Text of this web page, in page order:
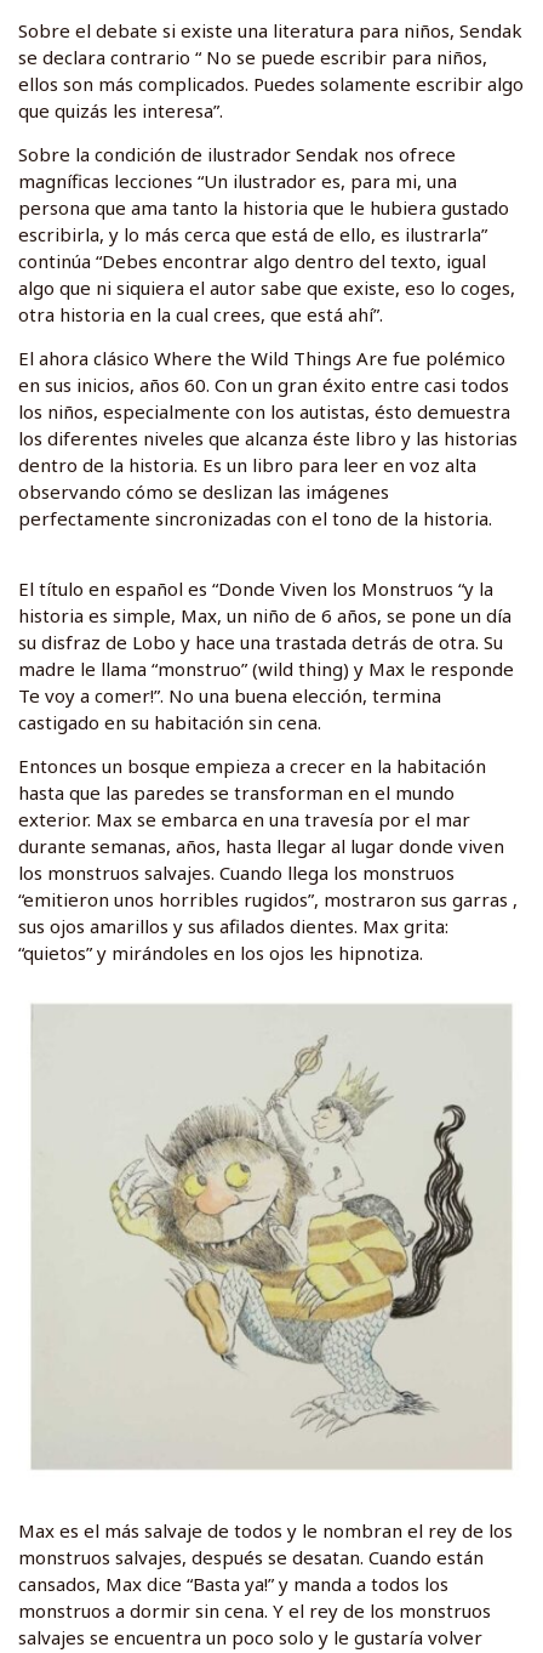
Sobre el debate si existe una literatura para niños, Sendak
se declara contrario “ No se puede escribir para niños,
ellos son más complicados. Puedes solamente escribir algo
que quizás les interesa”.
Sobre la condición de ilustrador Sendak nos ofrece
magníficas lecciones “Un ilustrador es, para mi, una
persona que ama tanto la historia que le hubiera gustado
escribirla, y lo más cerca que está de ello, es ilustrarla”
continúa “Debes encontrar algo dentro del texto, igual
algo que ni siquiera el autor sabe que existe, eso lo coges,
otra historia en la cual crees, que está ahí”.
El ahora clásico Where the Wild Things Are fue polémico
en sus inicios, años 60. Con un gran éxito entre casi todos
los niños, especialmente con los autistas, ésto demuestra
los diferentes niveles que alcanza éste libro y las historias
dentro de la historia. Es un libro para leer en voz alta
observando cómo se deslizan las imágenes
perfectamente sincronizadas con el tono de la historia.
El título en español es “Donde Viven los Monstruos “y la
historia es simple, Max, un niño de 6 años, se pone un día
su disfraz de Lobo y hace una trastada detrás de otra. Su
madre le llama “monstruo” (wild thing) y Max le responde
Te voy a comer!”. No una buena elección, termina
castigado en su habitación sin cena.
Entonces un bosque empieza a crecer en la habitación
hasta que las paredes se transforman en el mundo
exterior. Max se embarca en una travesía por el mar
durante semanas, años, hasta llegar al lugar donde viven
los monstruos salvajes. Cuando llega los monstruos
“emitieron unos horribles rugidos”, mostraron sus garras ,
sus ojos amarillos y sus afilados dientes. Max grita:
“quietos” y mirándoles en los ojos les hipnotiza.
Max es el más salvaje de todos y le nombran el rey de los
monstruos salvajes, después se desatan. Cuando están
cansados, Max dice “Basta ya!” y manda a todos los
monstruos a dormir sin cena. Y el rey de los monstruos
salvajes se encuentra un poco solo y le gustaría volver